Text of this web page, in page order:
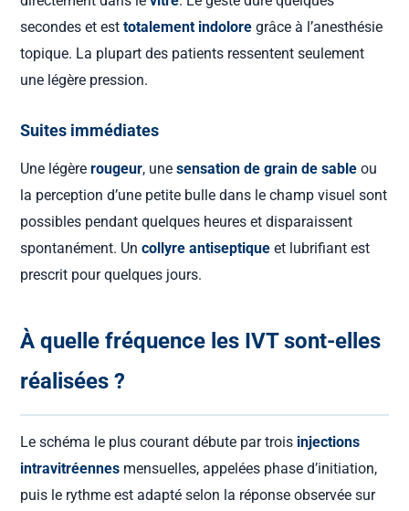
secondes et esttotalement indolore grâce à l’anesthésie
topique. La plupart des patients ressentent seulement
une légère pression.
Suites immédiates
Une légèrerougeur, unesensation de grain de sable ou
la perception d’une petite bulle dans le champ visuel sont
possibles pendant quelques heures et disparaissent
spontanément. Uncollyre antiseptique et lubrifiant est
prescrit pour quelques jours.
À quelle fréquence les IVT sont-elles
réalisées ?
Le schéma le plus courant débute par trois injections
intravitréennes mensuelles, appelées phase d’initiation,
puis le rythme est adapté selon la réponse observée sur